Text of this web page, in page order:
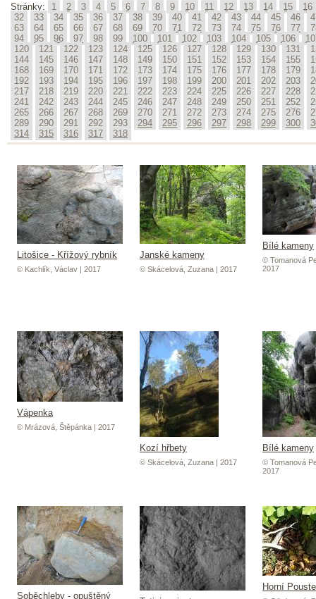
Stránky: 1 2 3 4 5 6 7 8 9 10 11 12 13 14 15
16
32
33 34 35 36 37 38 39 40 41 42 43 44 45 46
63
64 65 66 67 68 69 70 71 72 73 74 75 76 77
94
95 96 97 98 99 100 101 102 103 104 105 106
120
121 122 123 124 125 126 127 128 129 130 131
144
145 146 147 148 149 150 151 152 153 154 155
168
169 170 171 172 173 174 175 176 177 178 179
192
193 194 195 196 197 198 199 200 201 202 203
217
218 219 220 221 222 223 224 225 226 227 228
241
242 243 244 245 246 247 248 249 250 251 252
265
266 267 268 269 270 271 272 273 274 275 276
289
290 291 292 293 294 295 296 297 298 299 300
314
315 316 317 318
Litošice - Křížový rybník
© Kachlík, Václav | 2017
Janské kameny
© Skácelová, Zuzana | 2017
Bílé kameny
© Tomanová
2017
Vápenka
© Mrázová, Štěpánka | 2017
Kozí hřbety
© Skácelová, Zuzana | 2017
Bílé kameny
© Tomanová
2017
Soběchleby - opuštěný
Horní